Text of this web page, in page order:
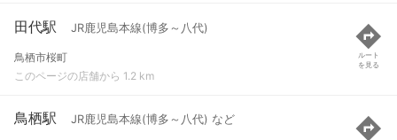
田代駅 JR鹿児島本線(博多～八代)
鳥栖市桜町
このページの店舗から 1.2 km
ルート
を見る
鳥栖駅 JR鹿児島本線(博多～八代) など